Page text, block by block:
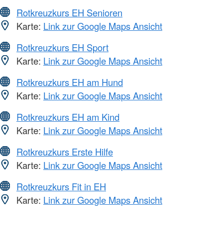
Rotkreuzkurs EH Senioren
Karte: Link zur Google Maps Ansicht
Rotkreuzkurs EH Sport
Karte: Link zur Google Maps Ansicht
Rotkreuzkurs EH am Hund
Karte: Link zur Google Maps Ansicht
Rotkreuzkurs EH am Kind
Karte: Link zur Google Maps Ansicht
Rotkreuzkurs Erste Hilfe
Karte: Link zur Google Maps Ansicht
Rotkreuzkurs Fit in EH
Karte: Link zur Google Maps Ansicht